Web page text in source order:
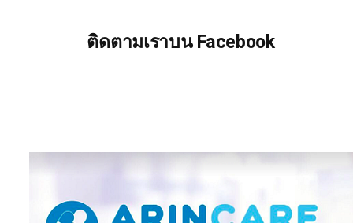
ติดตามเราบน Facebook